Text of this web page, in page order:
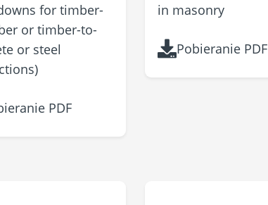
for timber-
or timber-to-
or steel
PDF
in masonry
Pobieranie PDF